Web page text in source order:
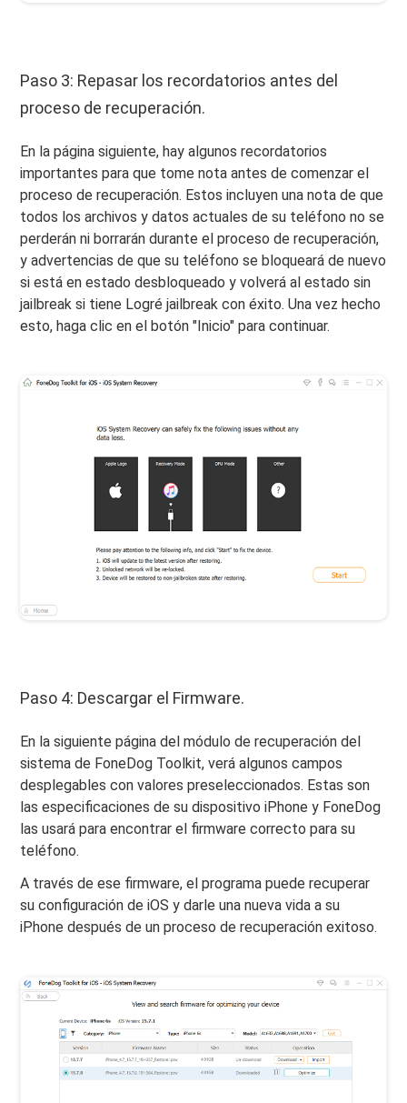
Paso 3: Repasar los recordatorios antes del
proceso de recuperación.
En la página siguiente, hay algunos recordatorios
importantes para que tome nota antes de comenzar el
proceso de recuperación. Estos incluyen una nota de que
todos los archivos y datos actuales de su teléfono no se
perderán ni borrarán durante el proceso de recuperación,
y advertencias de que su teléfono se bloqueará de nuevo
si está en estado desbloqueado y volverá al estado sin
jailbreak si tiene Logré jailbreak con éxito. Una vez hecho
esto, haga clic en el botón "Inicio" para continuar.
Paso 4: Descargar el Firmware.
En la siguiente página del módulo de recuperación del
sistema de FoneDog Toolkit, verá algunos campos
desplegables con valores preseleccionados. Estas son
las especificaciones de su dispositivo iPhone y FoneDog
las usará para encontrar el firmware correcto para su
teléfono.
A través de ese firmware, el programa puede recuperar
su configuración de iOS y darle una nueva vida a su
iPhone después de un proceso de recuperación exitoso.